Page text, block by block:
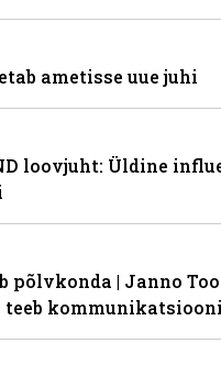
ametisse uue juhi
loovjuht: Üldine
põlvkonda | Janno
teeb